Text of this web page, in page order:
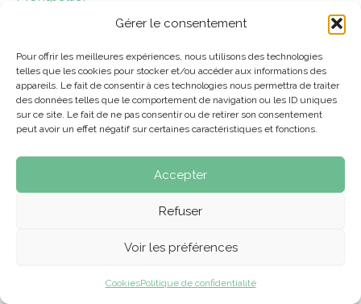
Gérer le consentement
Pour offrir les meilleures expériences, nous utilisons des technologies
telles que les cookies pour stocker et/ou accéder aux informations des
appareils. Le fait de consentir à ces technologies nous permettra de traiter
des données telles que le comportement de navigation ou les ID uniques
sur ce site. Le fait de ne pas consentir ou de retirer son consentement
peut avoir un effet négatif sur certaines caractéristiques et fonctions.
Accepter
Refuser
Voir les préférences
CookiesPolitique de confidentialité
Rives & Eaux sera présent au Forum EnerGaïa, porté par
environnementales de premier plan pour les territoires, les
villes et les industries engagés dans latransition
énergétique.
#Hydroélectricité #Photovoltaïque
VISITER LE SITE WEB